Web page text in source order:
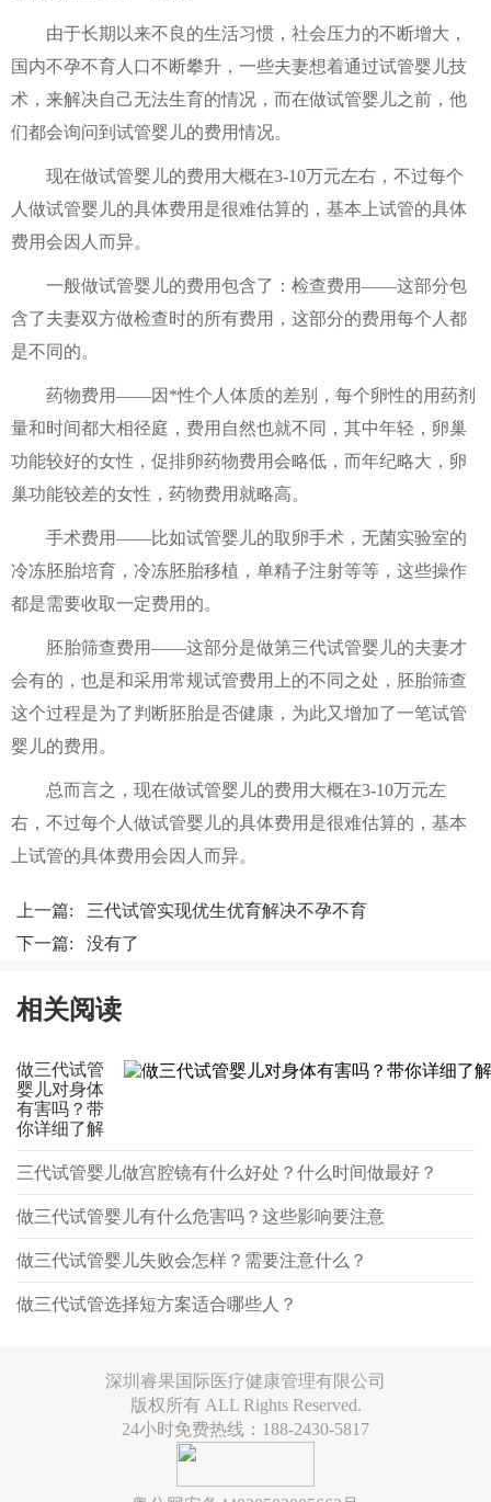
由于长期以来不良的生活习惯，社会压力的不断增大，
国内不孕不育人口不断攀升，一些夫妻想着通过试管婴儿技
术，来解决自己无法生育的情况，而在做试管婴儿之前，他
们都会询问到试管婴儿的费用情况。
现在做试管婴儿的费用大概在3-10万元左右，不过每个
人做试管婴儿的具体费用是很难估算的，基本上试管的具体
费用会因人而异。
一般做试管婴儿的费用包含了：检查费用——这部分包
含了夫妻双方做检查时的所有费用，这部分的费用每个人都
是不同的。
药物费用——因*性个人体质的差别，每个卵性的用药剂
量和时间都大相径庭，费用自然也就不同，其中年轻，卵巢
功能较好的女性，促排卵药物费用会略低，而年纪略大，卵
巢功能较差的女性，药物费用就略高。
手术费用——比如试管婴儿的取卵手术，无菌实验室的
冷冻胚胎培育，冷冻胚胎移植，单精子注射等等，这些操作
都是需要收取一定费用的。
胚胎筛查费用——这部分是做第三代试管婴儿的夫妻才
会有的，也是和采用常规试管费用上的不同之处，胚胎筛查
这个过程是为了判断胚胎是否健康，为此又增加了一笔试管
婴儿的费用。
总而言之，现在做试管婴儿的费用大概在3-10万元左
右，不过每个人做试管婴儿的具体费用是很难估算的，基本
上试管的具体费用会因人而异。
上一篇: 三代试管实现优生优育解决不孕不育
下一篇: 没有了
相关阅读
做三代试管
婴儿对身体
有害吗？带
你详细了解
三代试管婴儿做宫腔镜有什么好处？什么时间做最好？
做三代试管婴儿有什么危害吗？这些影响要注意
做三代试管婴儿失败会怎样？需要注意什么？
做三代试管选择短方案适合哪些人？
深圳睿果国际医疗健康管理有限公司
版权所有 ALL Rights Reserved.
24小时免费热线：188-2430-5817